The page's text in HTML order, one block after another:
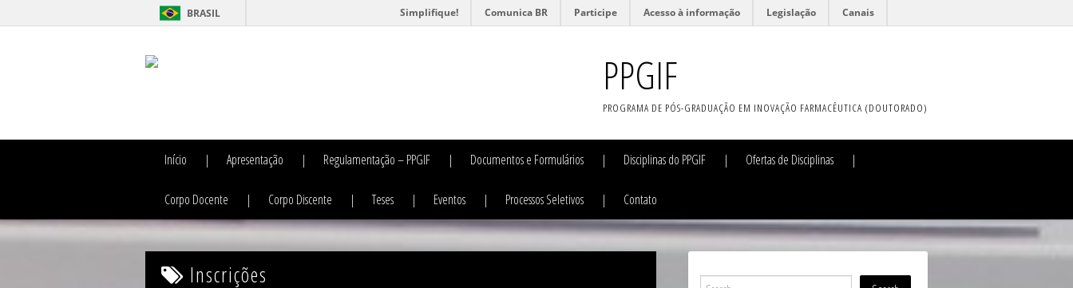
BRASIL Simplifique! Comunica BR Participe Acesso à informação Legislação Canais
PPGIF
PROGRAMA DE PÓS-GRADUAÇÃO EM INOVAÇÃO FARMACÊUTICA (DOUTORADO)
Início Apresentação Regulamentação – PPGIF Documentos e Formulários Disciplinas do PPGIF Ofertas de Disciplinas
Corpo Docente Corpo Discente Teses Eventos Processos Seletivos Contato
Inscrições